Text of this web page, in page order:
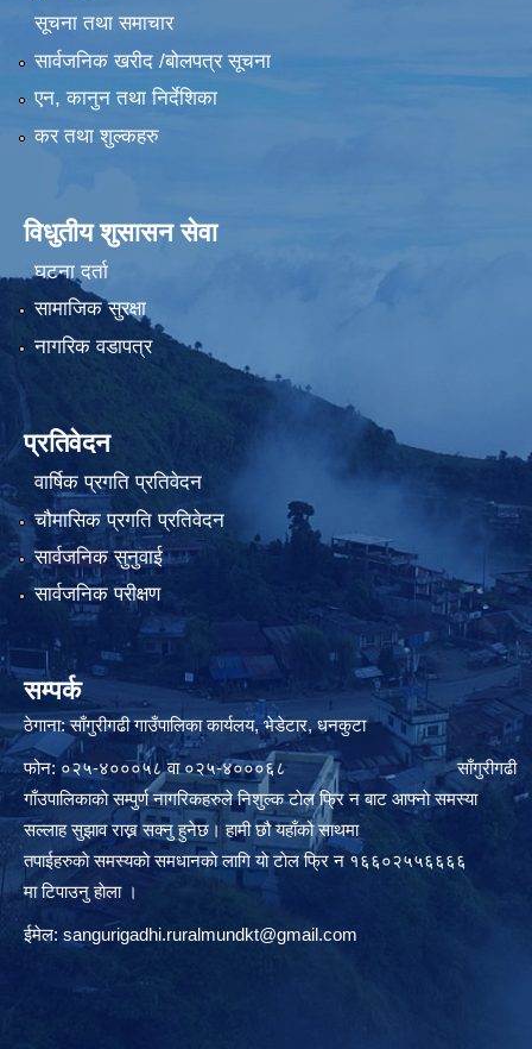
सूचना तथा समाचार
सार्वजनिक खरीद /बोलपत्र सूचना
एन, कानुन तथा निर्देशिका
कर तथा शुल्कहरु
विधुतीय शुसासन सेवा
घटना दर्ता
सामाजिक सुरक्षा
नागरिक वडापत्र
प्रतिवेदन
वार्षिक प्रगति प्रतिवेदन
चौमासिक प्रगति प्रतिवेदन
सार्वजनिक सुनुवाई
सार्वजनिक परीक्षण
सम्पर्क
ठेगाना: साँगुरीगढी गाउँपालिका कार्यलय, भेडेटार, धनकुटा
फोन: ०२५-४०००५८ वा ०२५-४०००६८ साँगुरीगढी
गाँउपालिकाकाे सम्पुर्ण नागरिकहरुले निशुल्क टाेल फ्रि न बाट आफ्नाे समस्या
सल्लाह सुझाव राख्न सक्नु हुनेछ। हामी छौ यहाँको साथमा
तपाईहरुकाे समस्यकाे समधानकाे लागि याे टाेल फ्रि न १६६०२५५६६६६
मा टिपाउनु हाेला ।
ईमेल: sangurigadhi.ruralmundkt@gmail.com